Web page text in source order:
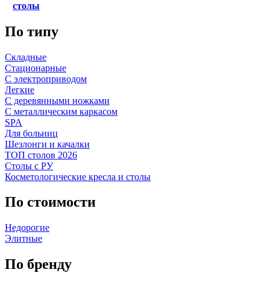
столы
По типу
Складные
Стационарные
С электроприводом
Легкие
С деревянными ножками
С металлическим каркасом
SPA
Для больниц
Шезлонги и качалки
ТОП столов 2026
Столы с РУ
Косметологические кресла и столы
По стоимости
Недорогие
Элитные
По бренду